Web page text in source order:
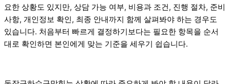
요한 상황도 있지만, 상담 가능 여부, 비용과 조건, 진행 절차, 준비
사항, 개인정보 확인, 최종 안내까지 함께 살펴봐야 하는 경우도
있습니다. 처음부터 빠르게 결정하기보다는 필요한 항목을 순서
대로 확인하면 본인에게 맞는 기준을 세우기 쉽습니다.